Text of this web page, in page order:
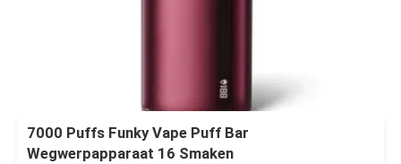
7000 Puffs Funky Vape Puff Bar
Wegwerpapparaat 16 Smaken